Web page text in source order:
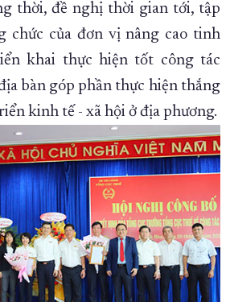
thời, đề nghị thời gian tới, tập
chức của đơn vị nâng cao tinh
khai thực hiện tốt công tác
bàn góp phần thực hiện thắng
kinh tế - xã hội ở địa phương.